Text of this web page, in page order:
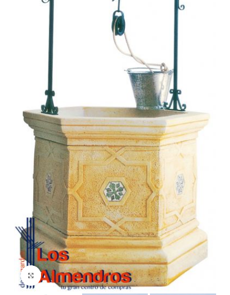
Clic para ampliar